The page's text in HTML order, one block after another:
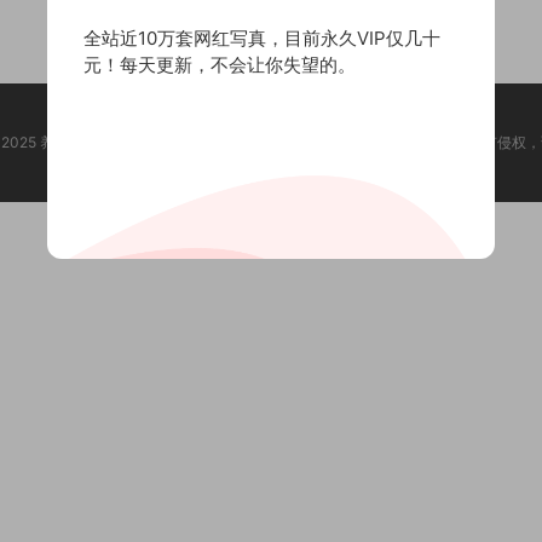
养眼集 版权声明:本站所有资源均收集于网络，版权归原作者所有，如有侵权，
全站近10万套网红写真，目前永久VIP仅几十
元！每天更新，不会让你失望的。